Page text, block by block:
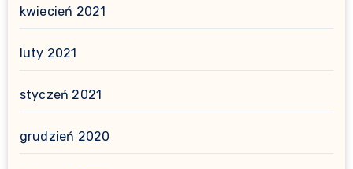
kwiecień 2021
luty 2021
styczeń 2021
grudzień 2020